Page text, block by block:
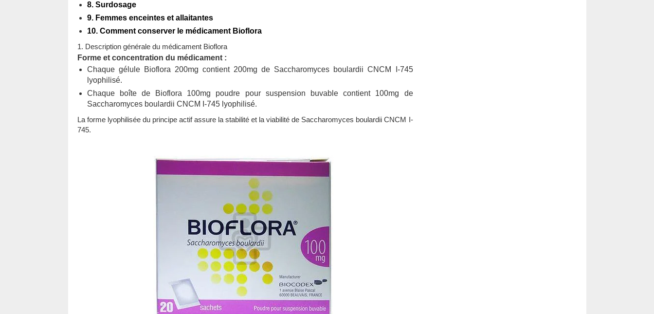
8. Surdosage
9. Femmes enceintes et allaitantes
10. Comment conserver le médicament Bioflora
1. Description générale du médicament Bioflora
Forme et concentration du médicament :
Chaque gélule Bioflora 200mg contient 200mg de Saccharomyces boulardii CNCM I-745
lyophilisé.
Chaque boîte de Bioflora 100mg poudre pour suspension buvable contient 100mg de
Saccharomyces boulardii CNCM I-745 lyophilisé.
La forme lyophilisée du principe actif assure la stabilité et la viabilité de Saccharomyces boulardii CNCM I-
745.